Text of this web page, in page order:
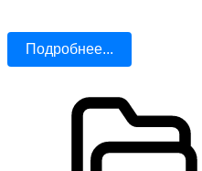
Подробнее...